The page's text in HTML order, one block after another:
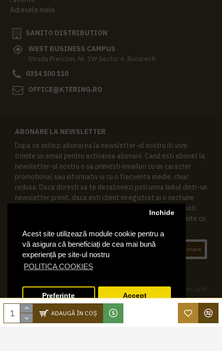
Acest site utilizează module cookie pentru a
vă asigura că beneficiați de cea mai bună
experiență pe site-ul nostru
POLITICA COOKIES
Inchide
Preferinte Accept
ADAUGĂ ÎN COŞ
Adresele mele
SANITO DISTRIBUTION
WEST BUSINESS CAMPUS
Strada Preciziei, Nr, 3W Sector 6, Bucuresti
0314 100 110
OFFICE@KTERING.RO
ABONARE LA NEWSLETTER
Dupa ce initiezi abonarea la newsletter-ul nostru iti vom
trimite un email pentru activarea abonarii. Cand esti abonat la
newsletter-ul nostru o sa primesti emailuri cu un caracter
promotional sau informativ si cu o frecventa medie, chiar
redusa. Daca doresti sa te dezabonezi poti urma linkul dintr-un
newsletter primit, daca esti client inregistrat ai o sectiune
speciala in contul tau in acest scop, si de asemenea ne poti
contacta oricand pe email pentru orice intrebari sau cerinte cu
Abonare
© 2019 Ktering.ro , Toate drepturile rezervate